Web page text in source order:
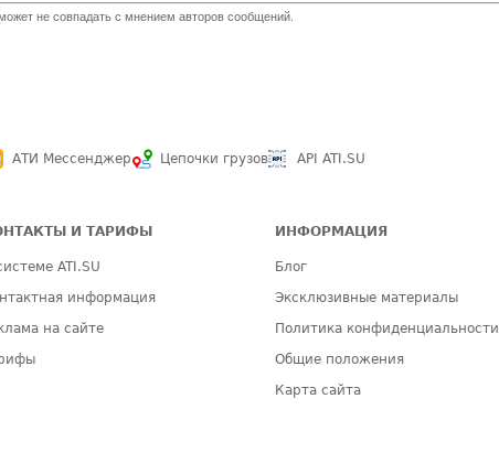
не совпадать с мнением авторов сообщений.
АТИ Мессенджер Цепочки грузов API ATI.SU
И ТАРИФЫ
ATI.SU
информация
на сайте
ИНФОРМАЦИЯ
Блог
Эксклюзивные материалы
Политика конфиденциальности
Общие положения
Карта сайта